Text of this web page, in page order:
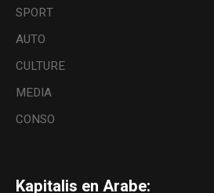
SPORT
AUTO
CULTURE
MEDIA
CONSO
Kapitalis en Arabe: